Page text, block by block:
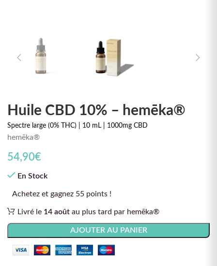
Huile CBD 10% – hemēka®
Spectre large (0% THC) | 10 mL | 1000mg CBD
hemēka®
54,90€
En Stock
Achetez et gagnez 55 points !
Livré le 14 août au plus tard par hemēka®
AJOUTER AU PANIER